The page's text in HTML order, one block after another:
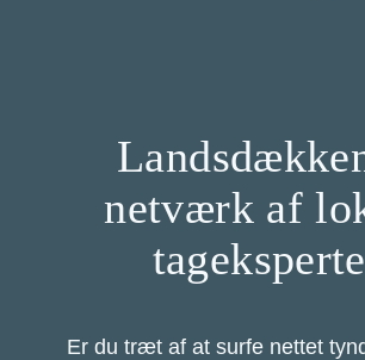
netværk af
Er du træt af at surfe nettet